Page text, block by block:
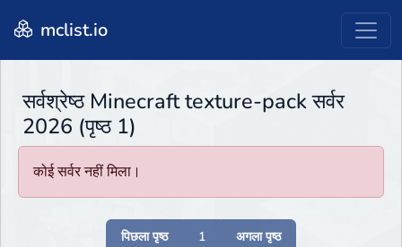
mclist.io
सर्वश्रेष्ठ Minecraft texture-pack सर्वर
2026 (पृष्ठ 1)
कोई सर्वर नहीं मिला।
पिछला पृष्ठ 1 अगला पृष्ठ